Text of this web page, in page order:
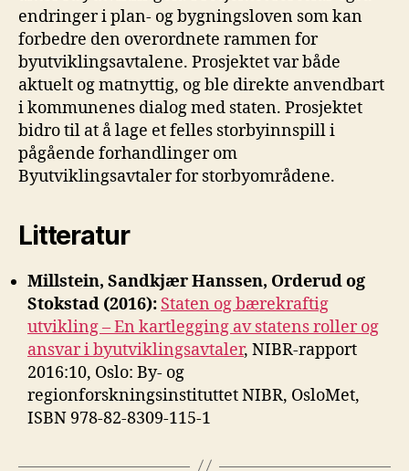
endringer i plan- og bygningsloven som kan
forbedre den overordnete rammen for
byutviklingsavtalene. Prosjektet var både
aktuelt og matnyttig, og ble direkte anvendbart
i kommunenes dialog med staten. Prosjektet
bidro til at å lage et felles storbyinnspill i
pågående forhandlinger om
Byutviklingsavtaler for storbyområdene.
Litteratur
Millstein, Sandkjær Hanssen, Orderud og
Stokstad (2016): Staten og bærekraftig
utvikling – En kartlegging av statens roller og
ansvar i byutviklingsavtaler, NIBR-rapport
2016:10, Oslo: By- og
regionforskningsinstituttet NIBR, OsloMet,
ISBN 978-82-8309-115-1